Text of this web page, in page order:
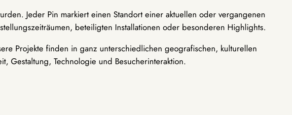
Jeder Pin markiert einen Standort einer aktuellen oder vergangenen
beteiligten Installationen oder besonderen Highlights.
Projekte finden in ganz unterschiedlichen geografischen, kulturellen
Gestaltung, Technologie und Besucherinteraktion.